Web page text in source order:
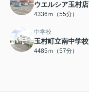
ウエルシア玉村店
4336ｍ（55分）
中学校
玉村町立南中学校
4485ｍ（57分）